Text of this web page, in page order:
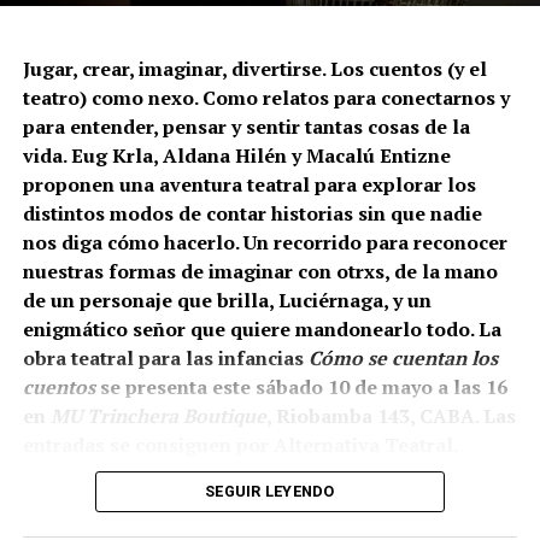
Instituto Nacional del Teatro.
expresar su apoyo al INT. Eran esperadxs por tres
conductorxs vestidos elegantemente con llamativos
Jugar, crear, imaginar, divertirse. Los cuentos (y el
teatro) como nexo. Como relatos para conectarnos y
para entender, pensar y sentir tantas cosas de la
vida. Eug Krla, Aldana Hilén y Macalú Entizne
proponen una aventura teatral para explorar los
distintos modos de contar historias sin que nadie
nos diga cómo hacerlo. Un recorrido para reconocer
nuestras formas de imaginar con otrxs, de la mano
de un personaje que brilla, Luciérnaga, y un
enigmático señor que quiere mandonearlo todo. La
obra teatral para las infancias Cómo se cuentan los
cuentosse presenta este sábado 10 de mayo a las 16
MU Trinchera Boutique
, Riobamba 143, CABA. Las
Luciérnaga va en busca de historias. Esas historias se
SEGUIR LEYENDO